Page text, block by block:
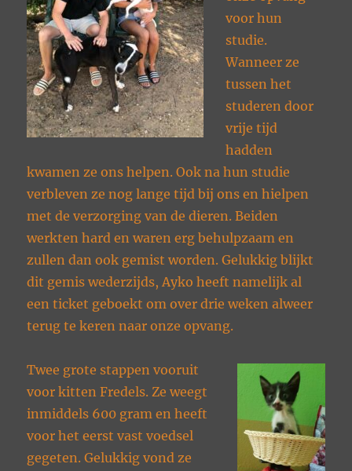
voor hun
studie.
Wanneer ze
tussen het
studeren door
vrije tijd
hadden
kwamen ze ons helpen. Ook na hun studie
verbleven ze nog lange tijd bij ons en hielpen
met de verzorging van de dieren. Beiden
werkten hard en waren erg behulpzaam en
zullen dan ook gemist worden. Gelukkig blijkt
dit gemis wederzijds, Ayko heeft namelijk al
een ticket geboekt om over drie weken alweer
terug te keren naar onze opvang.
Twee grote stappen vooruit
voor kitten Fredels. Ze weegt
inmiddels 600 gram en heeft
voor het eerst vast voedsel
gegeten. Gelukkig vond ze